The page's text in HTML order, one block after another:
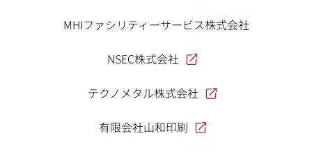
MHIファシリティーサービス株式会社
NSEC株式会社
テクノメタル株式会社
有限会社山和印刷